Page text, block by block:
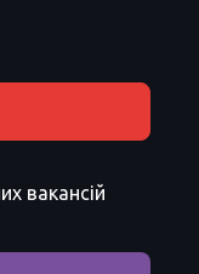
вакансій